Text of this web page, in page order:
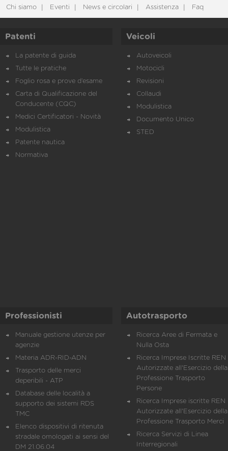
Chi siamo Eventi News e circolari Assistenza Faq
Patenti
La patente di guida
Tutte le pratiche
Foglio rosa e prove d’esame
Carta di Qualificazione del
Conducente (CQC)
Medici Certificatori - Novità
Modulistica
Patente nautica
Normativa
Veicoli
Autoveicoli
Motocicli
Revisioni
Collaudi
Modulistica
Documento Unico
STED
Professionisti
Manuale gestione utenze per
agenzie
Materia ADR-RID-ADN
Trasporto delle merci
deperibili - ATP
Database delle località a
supporto dei sistemi RDS
TMC
Elenco dispositivi di ritenuta
stradale omologati ai sensi del
DM 21.06.04
Autotrasporto
Ricerca Aree di Fermata e
Nulla Osta
Ricerca Imprese Iscritte REN
Autorizzate all'Esercizio della
Professione Trasporto
Persone
Ricerca Imprese iscritte REN
Autorizzate all'Esercizio della
Professione Trasporto Merci
Ricerca Servizi di Linea
Interregionali